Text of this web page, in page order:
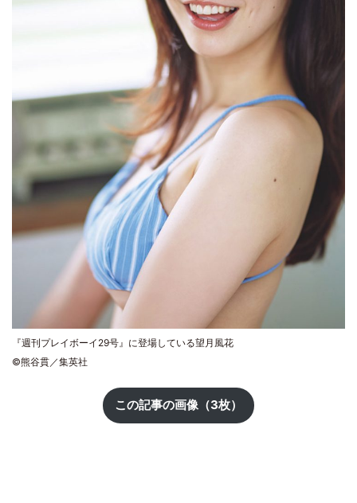
『週刊プレイボーイ29号』に登場している望月風花
©熊谷貫／集英社
この記事の画像（3枚）